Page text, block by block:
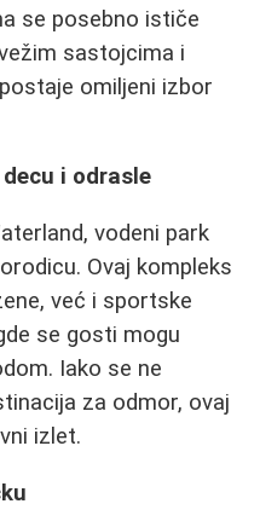
se posebno ističe
sastojcima i
omiljeni izbor
i odrasle
vodeni park
Ovaj kompleks
već i sportske
se gosti mogu
Iako se ne
za odmor, ovaj
izlet.